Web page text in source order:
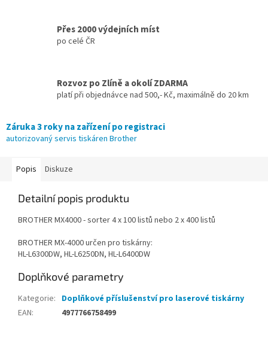
Přes 2000 výdejních míst
po celé ČR
Rozvoz po Zlíně a okolí ZDARMA
platí při objednávce nad 500,- Kč, maximálně do 20 km
Záruka 3 roky na zařízení po registraci
autorizovaný servis tiskáren Brother
Popis Diskuze
Detailní popis produktu
BROTHER MX4000 - sorter 4 x 100 listů nebo 2 x 400 listů
BROTHER MX-4000 určen pro tiskárny:
HL-L6300DW, HL-L6250DN, HL-L6400DW
Doplňkové parametry
Kategorie: Doplňkové příslušenství pro laserové tiskárny
EAN: 4977766758499